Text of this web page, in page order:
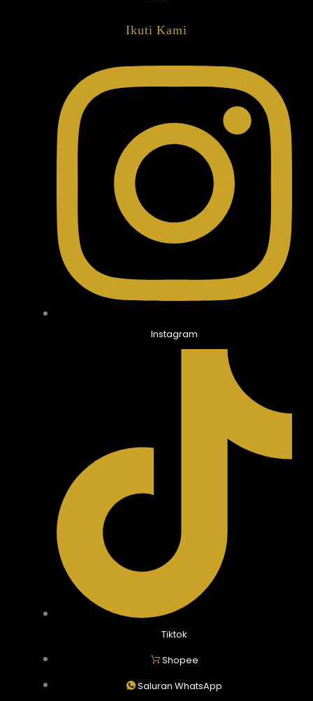
Ikuti Kami
Instagram
Tiktok
Shopee
Saluran WhatsApp